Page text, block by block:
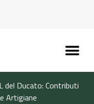
del Ducato: Contributi
Artigiane